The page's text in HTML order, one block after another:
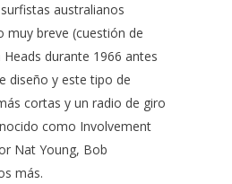
australianos
muy breve (cuestión de
durante 1966 antes
diseño y este tipo de
cortas y un radio de giro
como Involvement
Nat Young, Bob
más.